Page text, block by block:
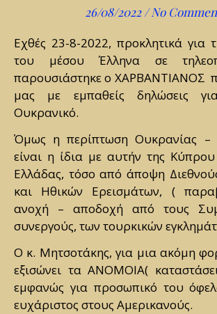
26/08/2022 / No
Εχθές 23-8-2022, προκλητικά για την νοημοσύνη
του μέσου Έλληνα σε
παρουσιάστηκε ο ΧΑΡΒΑΝΤΙΑΝΟΣ
μας με εμπαθείς δηλώσεις
Ουκρανικό.
Όμως η περίπτωση Ουκρανίας
είναι η ίδια με αυτήν της
Ελλάδας, τόσο από άποψη
και Ηθικών Ερεισμάτων, (
ανοχή – αποδοχή από τους
συνεργούς, των τουρκικών
Ο κ. Μητσοτάκης, για μια ακόμη
εξισώνει τα ΑΝΟΜΟΙΑ(
εμφανώς για προσωπικό του
ευχάριστος στους Αμερικανούς.